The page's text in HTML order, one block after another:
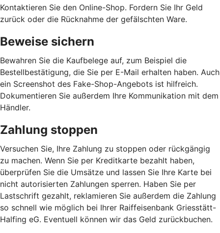
Kontaktieren Sie den Online-Shop. Fordern Sie Ihr Geld
zurück oder die Rücknahme der gefälschten Ware.
Beweise sichern
Bewahren Sie die Kaufbelege auf, zum Beispiel die
Bestellbestätigung, die Sie per E-Mail erhalten haben. Auch
ein Screenshot des Fake-Shop-Angebots ist hilfreich.
Dokumentieren Sie außerdem Ihre Kommunikation mit dem
Händler.
Zahlung stoppen
Versuchen Sie, Ihre Zahlung zu stoppen oder rückgängig
zu machen. Wenn Sie per Kreditkarte bezahlt haben,
überprüfen Sie die Umsätze und lassen Sie Ihre Karte bei
nicht autorisierten Zahlungen sperren. Haben Sie per
Lastschrift gezahlt, reklamieren Sie außerdem die Zahlung
so schnell wie möglich bei Ihrer Raiffeisenbank Griesstätt-
Halfing eG. Eventuell können wir das Geld zurückbuchen.